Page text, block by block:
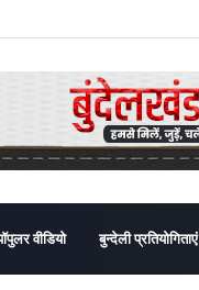
वीडियो बुन्देली प्रतियोगिताएं